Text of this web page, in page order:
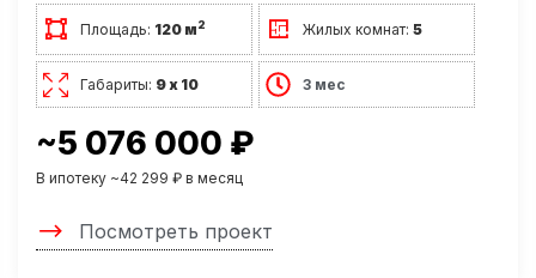
Площадь: 120 м2 Жилых комнат:5
Габариты: 9 х 10 3 мес
~5 076 000 ₽
В ипотеку ~42 299 ₽ в месяц
Посмотреть проект